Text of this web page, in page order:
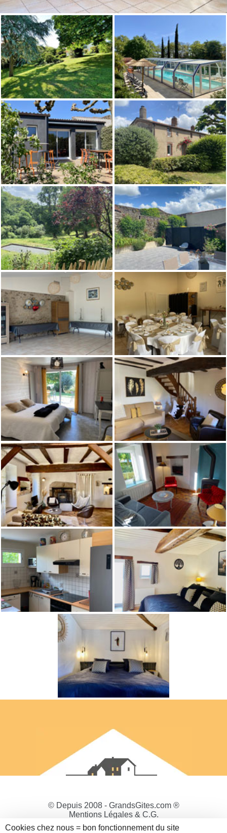
© Depuis 2008 - GrandsGites.com ®
Mentions Légales & C.G.
Politique de Confidentialité
Cookies chez nous = bon fonctionnement du site